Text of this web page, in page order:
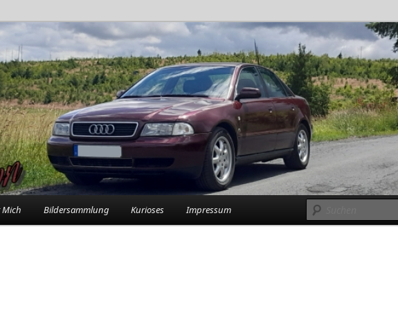
in der Garage
Bildersammlung Kurioses Impressum